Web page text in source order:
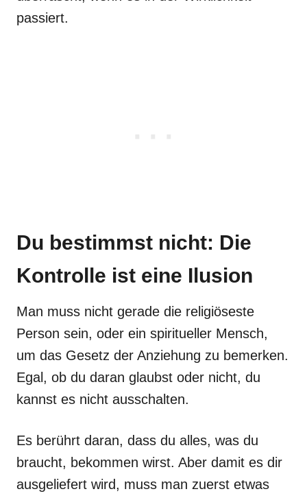
passiert.
Du bestimmst nicht: Die
Kontrolle ist eine Ilusion
Man muss nicht gerade die religiöseste
Person sein, oder ein spiritueller Mensch,
um das Gesetz der Anziehung zu bemerken.
Egal, ob du daran glaubst oder nicht, du
kannst es nicht ausschalten.
Es berührt daran, dass du alles, was du
braucht, bekommen wirst. Aber damit es dir
ausgeliefert wird, muss man zuerst etwas